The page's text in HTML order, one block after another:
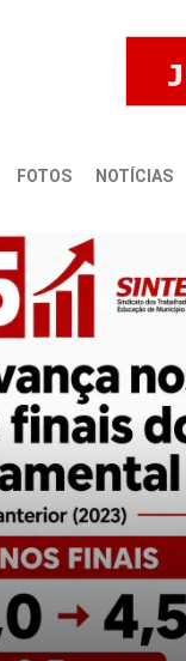
FOTOS NOTÍCIAS